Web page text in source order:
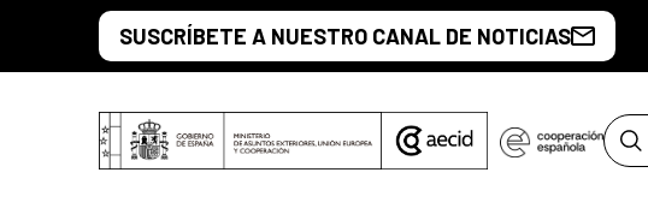
Saltar al contenido principal
SUSCRÍBETE A NUESTRO CANAL DE NOTICIAS